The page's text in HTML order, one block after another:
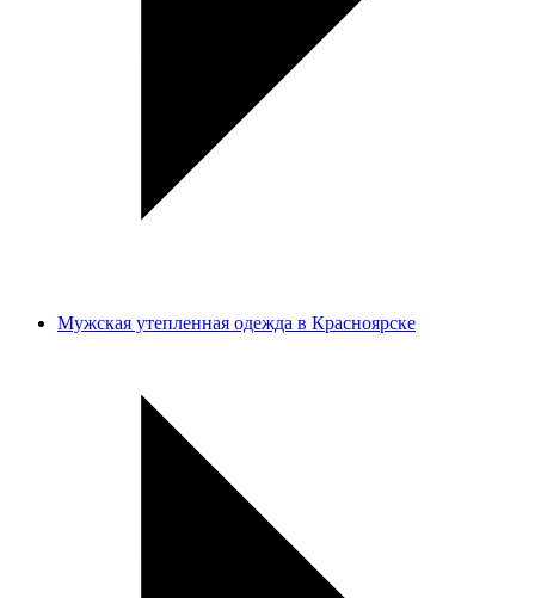
Мужская утепленная одежда в Красноярске